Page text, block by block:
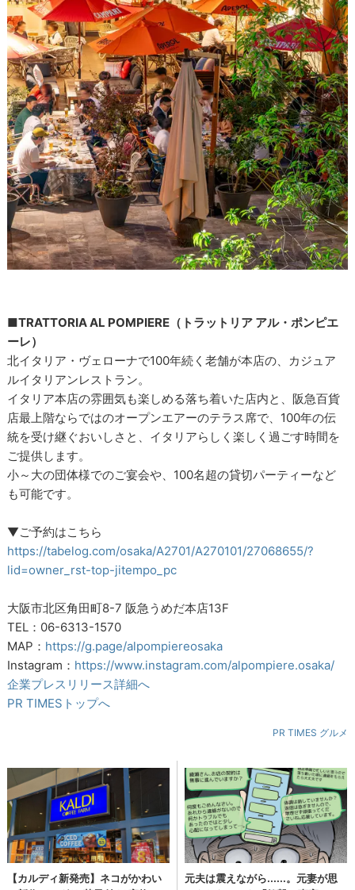
■TRATTORIA AL POMPIERE（トラットリア アル・ポンピエ
ーレ）
北イタリア・ヴェローナで100年続く老舗が本店の、カジュア
ルイタリアンレストラン。
イタリア本店の雰囲気も楽しめる落ち着いた店内と、阪急百貨
店最上階ならではのオープンエアーのテラス席で、100年の伝
統を受け継ぐおいしさと、イタリアらしく楽しく過ごす時間を
ご提供します。
小～大の団体様でのご宴会や、100名超の貸切パーティーなど
も可能です。
▼ご予約はこちら
https://tabelog.com/osaka/A2701/A270101/27068655/?
lid=owner_rst-top-jitempo_pc
大阪市北区角田町8-7 阪急うめだ本店13F
TEL：06-6313-1570
MAP： https://g.page/alpompiereosaka
Instagram： https://www.instagram.com/alpompiere.osaka/
企業プレスリリース詳細へ
PR TIMESトップへ
PR TIMES グルメ